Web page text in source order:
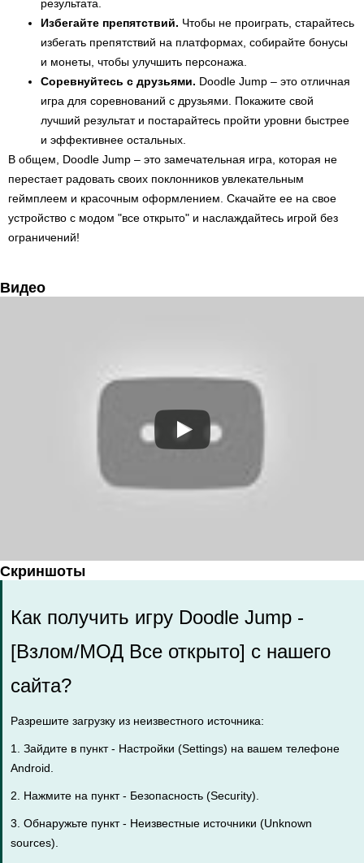
результата.
Избегайте препятствий. Чтобы не проиграть, старайтесь
избегать препятствий на платформах, собирайте бонусы
и монеты, чтобы улучшить персонажа.
Соревнуйтесь с друзьями. Doodle Jump – это отличная
игра для соревнований с друзьями. Покажите свой
лучший результат и постарайтесь пройти уровни быстрее
и эффективнее остальных.
В общем, Doodle Jump – это замечательная игра, которая не
перестает радовать своих поклонников увлекательным
геймплеем и красочным оформлением. Скачайте ее на свое
устройство с модом "все открыто" и наслаждайтесь игрой без
ограничений!
Видео
Скриншоты
Как получить игру Doodle Jump -
[Взлом/МОД Все открыто] с нашего
сайта?
Разрешите загрузку из неизвестного источника:
1. Зайдите в пункт - Настройки (Settings) на вашем телефоне
Android.
2. Нажмите на пункт - Безопасность (Security).
3. Обнаружьте пункт - Неизвестные источники (Unknown
sources).